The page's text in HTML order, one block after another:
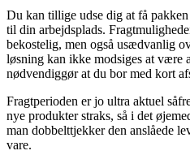
Du kan tillige udse dig at få
til din arbejdsplads.
bekostelig, men også usædvanlig
løsning kan ikke modsiges at være
nødvendiggør at du bor med kort
Fragtperioden er jo ultra aktuel
nye produkter straks, så i det
man dobbelttjekker den anslåede
vare.